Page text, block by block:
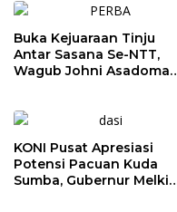
Buka Kejuaraan Tinju
Antar Sasana Se-NTT,
Wagub Johni Asadoma
2028
KONI Pusat Apresiasi
Potensi Pacuan Kuda
Sumba, Gubernur Melki